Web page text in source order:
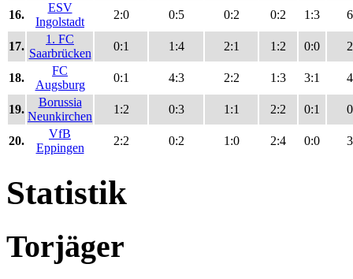
16.
ESV
Ingolstadt
2:0 0:5 0:2 0:2 1:3
17.
1. FC
Saarbrücken
0:1 1:4 2:1 1:2 0:0
18.
FC
Augsburg
0:1 4:3 2:2 1:3 3:1
19.
Borussia
Neunkirchen
1:2 0:3 1:1 2:2 0:1
20.
VfB
Eppingen
2:2 0:2 1:0 2:4 0:0
Statistik
Torjäger